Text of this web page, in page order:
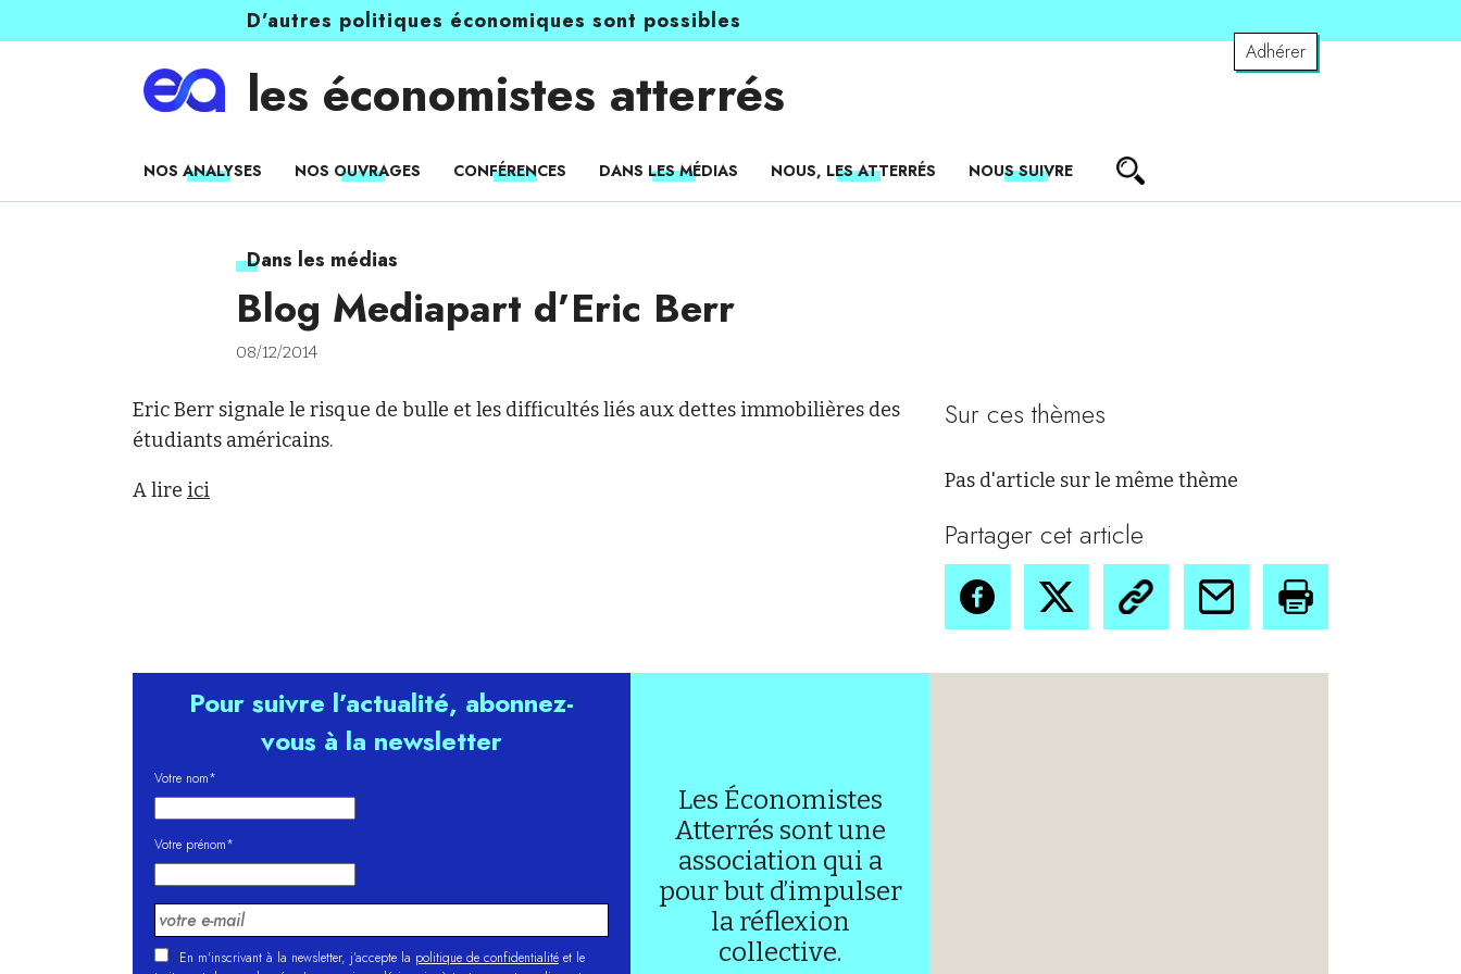
D’autres politiques économiques sont possibles
Adhérer
les économistes atterrés
NOS ANALYSES NOS OUVRAGES CONFÉRENCES DANS LES MÉDIAS NOUS, LES ATTERRÉS NOUS SUIVRE
Dans les médias
Blog Mediapart d’Eric Berr
08/12/2014
Eric Berr signale le risque de bulle et les difficultés liés aux dettes immobilières des
étudiants américains.
A lire ici
Sur ces thèmes
Pas d'article sur le même thème
Partager cet article
Pour suivre l’actualité, abonnez-
vous à la newsletter
Votre nom*
Votre prénom*
En m'inscrivant à la newsletter, j’accepte la politique de confidentialité et le
Les Économistes
Atterrés sont une
association qui a
pour but d’impulser
la réflexion
collective.